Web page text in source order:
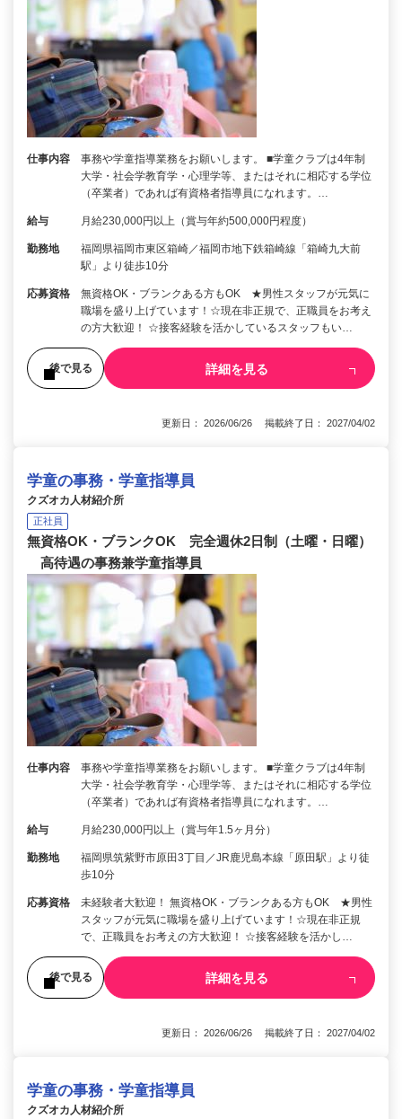
仕事内容
事務や学童指導業務をお願いします。 ■学童クラブは4年制
大学・社会学教育学・心理学等、またはそれに相応する学位
（卒業者）であれば有資格者指導員になれます。…
給与 月給230,000円以上（賞与年約500,000円程度）
勤務地
福岡県福岡市東区箱崎／福岡市地下鉄箱崎線「箱崎九大前
駅」より徒歩10分
応募資格
無資格OK・ブランクある方もOK ★男性スタッフが元気に
職場を盛り上げています！☆現在非正規で、正職員をお考え
の方大歓迎！ ☆接客経験を活かしているスタッフもい…
後で見る 詳細を見る
更新日： 2026/06/26 掲載終了日： 2027/04/02
学童の事務・学童指導員
クズオカ人材紹介所
正社員
無資格OK・ブランクOK 完全週休2日制（土曜・日曜）
高待遇の事務兼学童指導員
仕事内容
事務や学童指導業務をお願いします。 ■学童クラブは4年制
大学・社会学教育学・心理学等、またはそれに相応する学位
（卒業者）であれば有資格者指導員になれます。…
給与 月給230,000円以上（賞与年1.5ヶ月分）
勤務地
福岡県筑紫野市原田3丁目／JR鹿児島本線「原田駅」より徒
歩10分
応募資格
未経験者大歓迎！ 無資格OK・ブランクある方もOK ★男性
スタッフが元気に職場を盛り上げています！☆現在非正規
で、正職員をお考えの方大歓迎！ ☆接客経験を活かし…
後で見る 詳細を見る
更新日： 2026/06/26 掲載終了日： 2027/04/02
学童の事務・学童指導員
クズオカ人材紹介所